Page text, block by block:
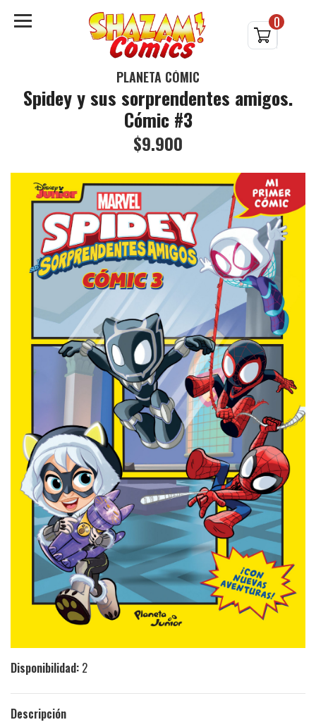
0
PLANETA CÓMIC
Spidey y sus sorprendentes amigos.
Cómic #3
$9.900
Disponibilidad: 2
Descripción